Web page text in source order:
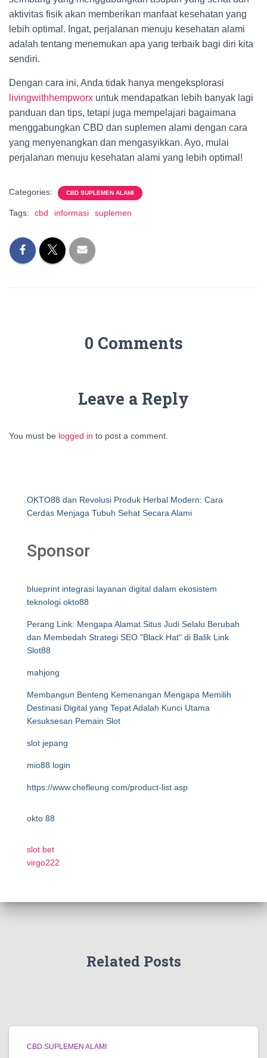
aktivitas fisik akan memberikan manfaat kesehatan yang
lebih optimal. Ingat, perjalanan menuju kesehatan alami
adalah tentang menemukan apa yang terbaik bagi diri kita
sendiri.
Dengan cara ini, Anda tidak hanya mengeksplorasi
livingwithhempworx untuk mendapatkan lebih banyak lagi
panduan dan tips, tetapi juga mempelajari bagaimana
menggabungkan CBD dan suplemen alami dengan cara
yang menyenangkan dan mengasyikkan. Ayo, mulai
perjalanan menuju kesehatan alami yang lebih optimal!
Categories: CBD SUPLEMEN ALAMI
Tags: cbd informasi suplemen
0 Comments
Leave a Reply
You must be logged in to post a comment.
OKTO88 dan Revolusi Produk Herbal Modern: Cara
Cerdas Menjaga Tubuh Sehat Secara Alami
Sponsor
blueprint integrasi layanan digital dalam ekosistem
teknologi okto88
Perang Link: Mengapa Alamat Situs Judi Selalu Berubah
dan Membedah Strategi SEO "Black Hat" di Balik Link
Slot88
mahjong
Membangun Benteng Kemenangan Mengapa Memilih
Destinasi Digital yang Tepat Adalah Kunci Utama
Kesuksesan Pemain Slot
slot jepang
mio88 login
https://www.chefleung.com/product-list.asp
okto 88
slot bet
virgo222
Related Posts
CBD SUPLEMEN ALAMI